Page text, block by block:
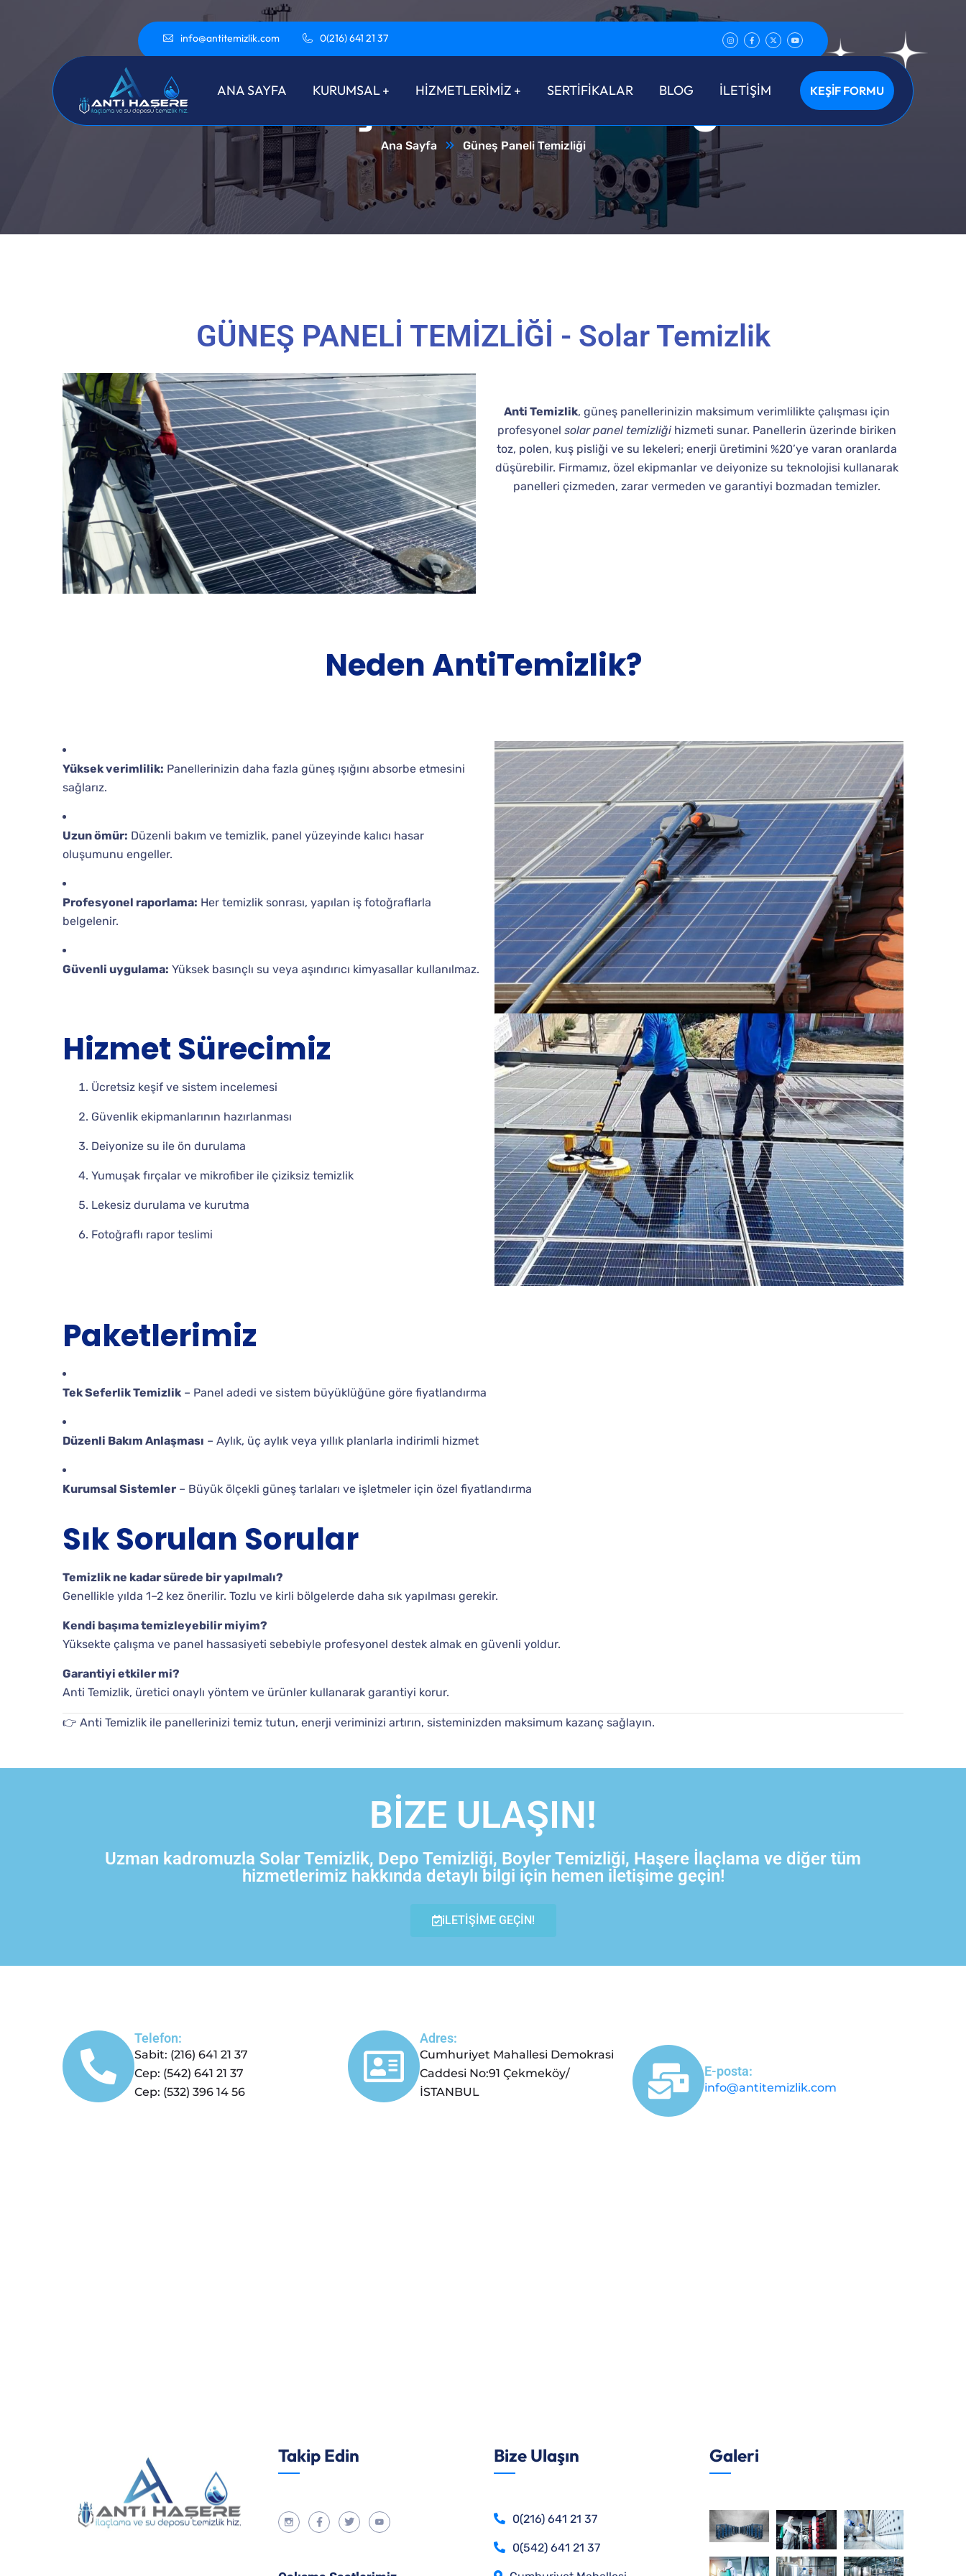
info@antitemizlik.com 0(216) 641 21 37
ANA SAYFA KURUMSAL HİZMETLERİMİZ SERTİFİKALAR BLOG İLETİŞİM KEŞİF FORMU
Güneş Paneli Temizliği
Ana Sayfa Güneş Paneli Temizliği
GÜNEŞ PANELİ TEMİZLİĞİ - Solar Temizlik
Anti Temizlik, güneş panellerinizin maksimum verimlilikte çalışması için
profesyonel solar panel temizliği hizmeti sunar. Panellerin üzerinde biriken
toz, polen, kuş pisliği ve su lekeleri; enerji üretimini %20’ye varan oranlarda
düşürebilir. Firmamız, özel ekipmanlar ve deiyonize su teknolojisi kullanarak
panelleri çizmeden, zarar vermeden ve garantiyi bozmadan temizler.
Neden AntiTemizlik?
Yüksek verimlilik: Panellerinizin daha fazla güneş ışığını absorbe etmesini
sağlarız.
Uzun ömür: Düzenli bakım ve temizlik, panel yüzeyinde kalıcı hasar
oluşumunu engeller.
Profesyonel raporlama: Her temizlik sonrası, yapılan iş fotoğraflarla
belgelenir.
Güvenli uygulama: Yüksek basınçlı su veya aşındırıcı kimyasallar kullanılmaz.
Hizmet Sürecimiz
Ücretsiz keşif ve sistem incelemesi
Güvenlik ekipmanlarının hazırlanması
Deiyonize su ile ön durulama
Yumuşak fırçalar ve mikrofiber ile çiziksiz temizlik
Lekesiz durulama ve kurutma
Fotoğraflı rapor teslimi
Paketlerimiz
Tek Seferlik Temizlik – Panel adedi ve sistem büyüklüğüne göre fiyatlandırma
Düzenli Bakım Anlaşması – Aylık, üç aylık veya yıllık planlarla indirimli hizmet
Kurumsal Sistemler – Büyük ölçekli güneş tarlaları ve işletmeler için özel fiyatlandırma
Sık Sorulan Sorular
Temizlik ne kadar sürede bir yapılmalı?
Genellikle yılda 1–2 kez önerilir. Tozlu ve kirli bölgelerde daha sık yapılması gerekir.
Kendi başıma temizleyebilir miyim?
Yüksekte çalışma ve panel hassasiyeti sebebiyle profesyonel destek almak en güvenli yoldur.
Garantiyi etkiler mi?
Anti Temizlik, üretici onaylı yöntem ve ürünler kullanarak garantiyi korur.
👉 Anti Temizlik ile panellerinizi temiz tutun, enerji veriminizi artırın, sisteminizden maksimum kazanç sağlayın.
BİZE ULAŞIN!
Uzman kadromuzla Solar Temizlik, Depo Temizliği, Boyler Temizliği, Haşere İlaçlama ve diğer tüm
hizmetlerimiz hakkında detaylı bilgi için hemen iletişime geçin!
iLETİŞİME GEÇİN!
Telefon:
Sabit: (216) 641 21 37
Cep: (542) 641 21 37
Cep: (532) 396 14 56
Adres:
Cumhuriyet Mahallesi Demokrasi
Caddesi No:91 Çekmeköy/
İSTANBUL
E-posta:
info@antitemizlik.com
Takip Edin Bize Ulaşın
0(216) 641 21 37
0(542) 641 21 37
Galeri